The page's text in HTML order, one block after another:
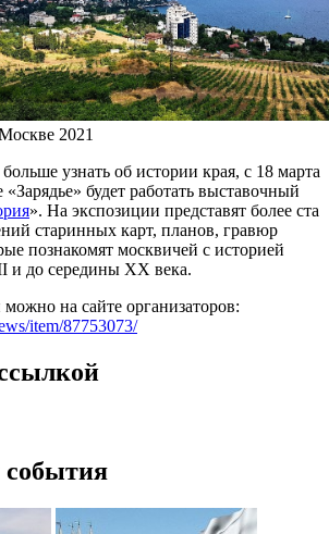
2021
узнать об истории края, с 18 марта
будет работать выставочный
». На экспозиции представят более ста
старинных карт, планов, гравюр
познакомят москвичей с историей
до середины XX века.
на сайте организаторов:
item/87753073/